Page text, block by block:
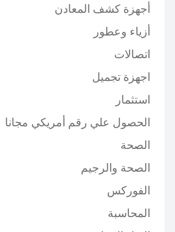
أجهزة كشف المعادن
أزياء وعطور
اتصالات
اجهزة تجميل
استثمار
الحصول علي رقم أمريكي مجانا
الصحة
الصحة والرجيم
الفوركس
المحاسبة